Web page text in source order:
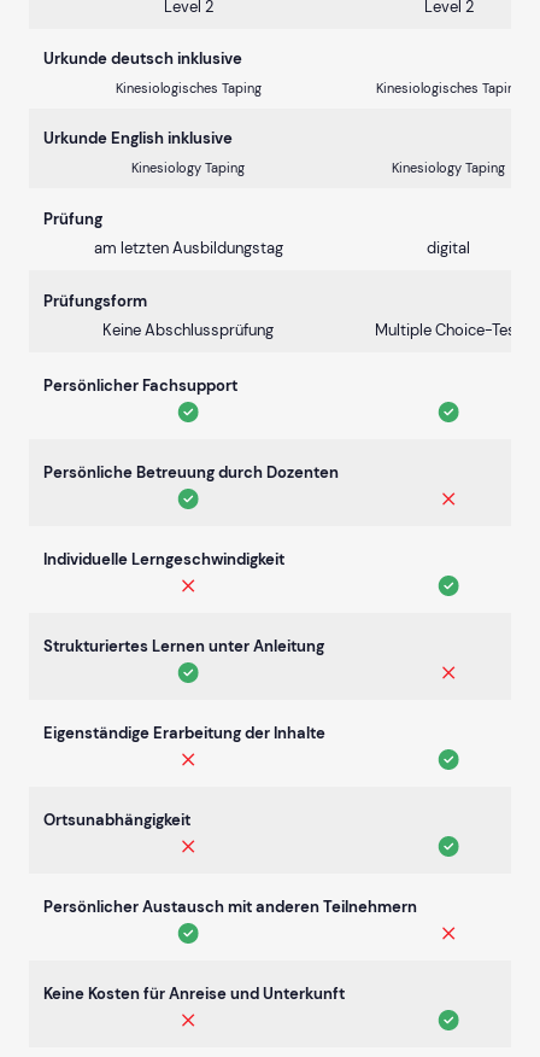
Level 2 Level 2
Urkunde deutsch inklusive
Kinesiologisches Taping Kinesiologisches Taping
Urkunde English inklusive
Kinesiology Taping Kinesiology Taping
Prüfung
am letzten Ausbildungstag
digital
Prüfungsform
Keine Abschlussprüfung
Multiple Choice-Test
Persönlicher Fachsupport
Persönliche Betreuung durch Dozenten
Individuelle Lerngeschwindigkeit
Strukturiertes Lernen unter Anleitung
Eigenständige Erarbeitung der Inhalte
Ortsunabhängigkeit
Persönlicher Austausch mit anderen Teilnehmern
Keine Kosten für Anreise und Unterkunft